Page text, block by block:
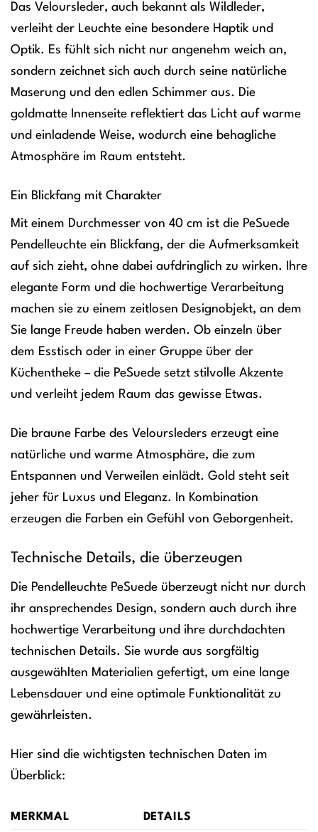
Das Veloursleder, auch bekannt als Wildleder,
verleiht der Leuchte eine besondere Haptik und
Optik. Es fühlt sich nicht nur angenehm weich an,
sondern zeichnet sich auch durch seine natürliche
Maserung und den edlen Schimmer aus. Die
goldmatte Innenseite reflektiert das Licht auf warme
und einladende Weise, wodurch eine behagliche
Atmosphäre im Raum entsteht.
Ein Blickfang mit Charakter
Mit einem Durchmesser von 40 cm ist die PeSuede
Pendelleuchte ein Blickfang, der die Aufmerksamkeit
auf sich zieht, ohne dabei aufdringlich zu wirken. Ihre
elegante Form und die hochwertige Verarbeitung
machen sie zu einem zeitlosen Designobjekt, an dem
Sie lange Freude haben werden. Ob einzeln über
dem Esstisch oder in einer Gruppe über der
Küchentheke – die PeSuede setzt stilvolle Akzente
und verleiht jedem Raum das gewisse Etwas.
Die braune Farbe des Veloursleders erzeugt eine
natürliche und warme Atmosphäre, die zum
Entspannen und Verweilen einlädt. Gold steht seit
jeher für Luxus und Eleganz. In Kombination
erzeugen die Farben ein Gefühl von Geborgenheit.
Technische Details, die überzeugen
Die Pendelleuchte PeSuede überzeugt nicht nur durch
ihr ansprechendes Design, sondern auch durch ihre
hochwertige Verarbeitung und ihre durchdachten
technischen Details. Sie wurde aus sorgfältig
ausgewählten Materialien gefertigt, um eine lange
Lebensdauer und eine optimale Funktionalität zu
gewährleisten.
Hier sind die wichtigsten technischen Daten im
Überblick:
MERKMAL DETAILS